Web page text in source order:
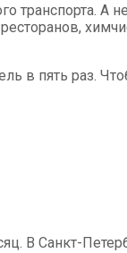
транспорта. А
в пять раз.
В Санкт-